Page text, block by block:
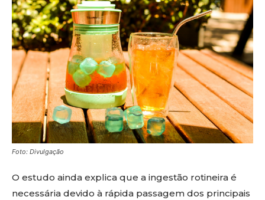
Foto: Divulgação
O estudo ainda explica que a ingestão rotineira é
necessária devido à rápida passagem dos principais